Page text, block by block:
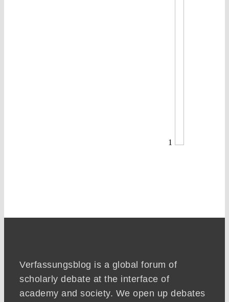
1
Verfassungsblog is a global forum of
scholarly debate at the interface of
academy and society. We open up debates